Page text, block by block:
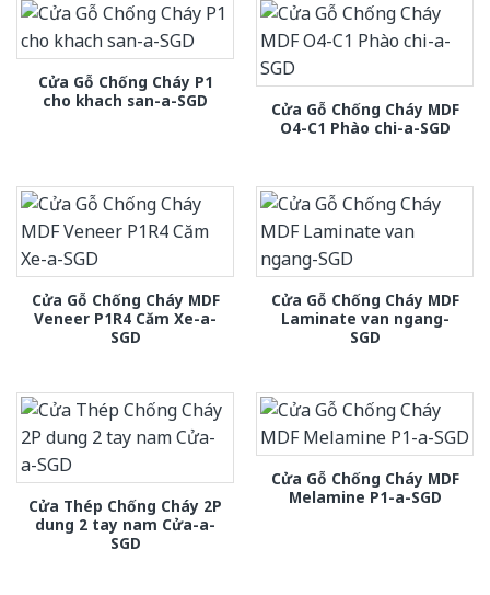
Cửa Gỗ Chống Cháy P1
cho khach san-a-SGD
Cửa Gỗ Chống Cháy MDF
O4-C1 Phào chi-a-SGD
Cửa Gỗ Chống Cháy MDF
Veneer P1R4 Căm Xe-a-
SGD
Cửa Gỗ Chống Cháy MDF
Laminate van ngang-
SGD
Cửa Thép Chống Cháy 2P
dung 2 tay nam Cửa-a-
SGD
Cửa Gỗ Chống Cháy MDF
Melamine P1-a-SGD